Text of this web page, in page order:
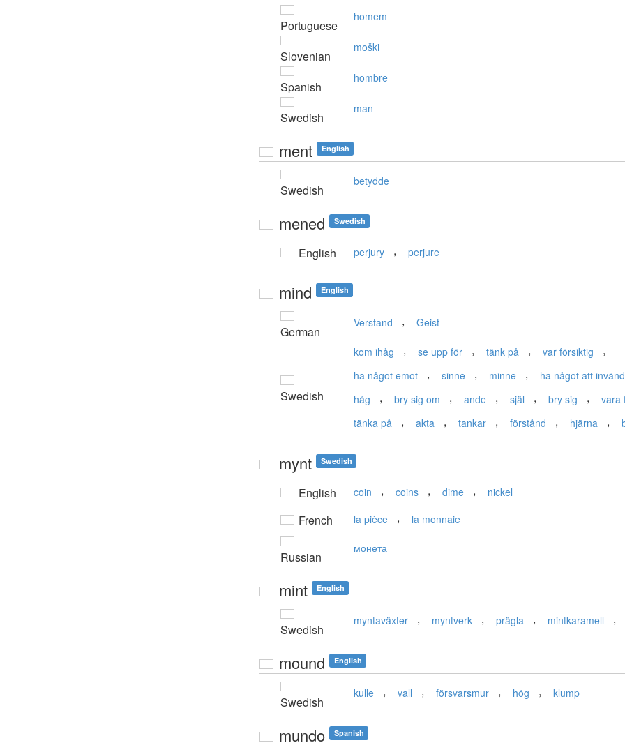
Portuguese
homem
Slovenian
moški
Spanish
hombre
Swedish
man
ment English
Swedish
betydde
mened Swedish
English perjury , perjure
mind English
German
Verstand , Geist
Swedish
kom ihåg , se upp för , tänk på , var försiktig ,
ha något emot , sinne , minne , ha något att
håg , bry sig om , ande , själ , bry sig , vara
tänka på , akta , tankar , förstånd , hjärna ,
mynt Swedish
English coin , coins , dime , nickel
French la pièce , la monnaie
Russian
монета
mint English
Swedish
myntaväxter , myntverk , prägla , mintkaramell ,
mound English
Swedish
kulle , vall , försvarsmur , hög , klump
mundo Spanish